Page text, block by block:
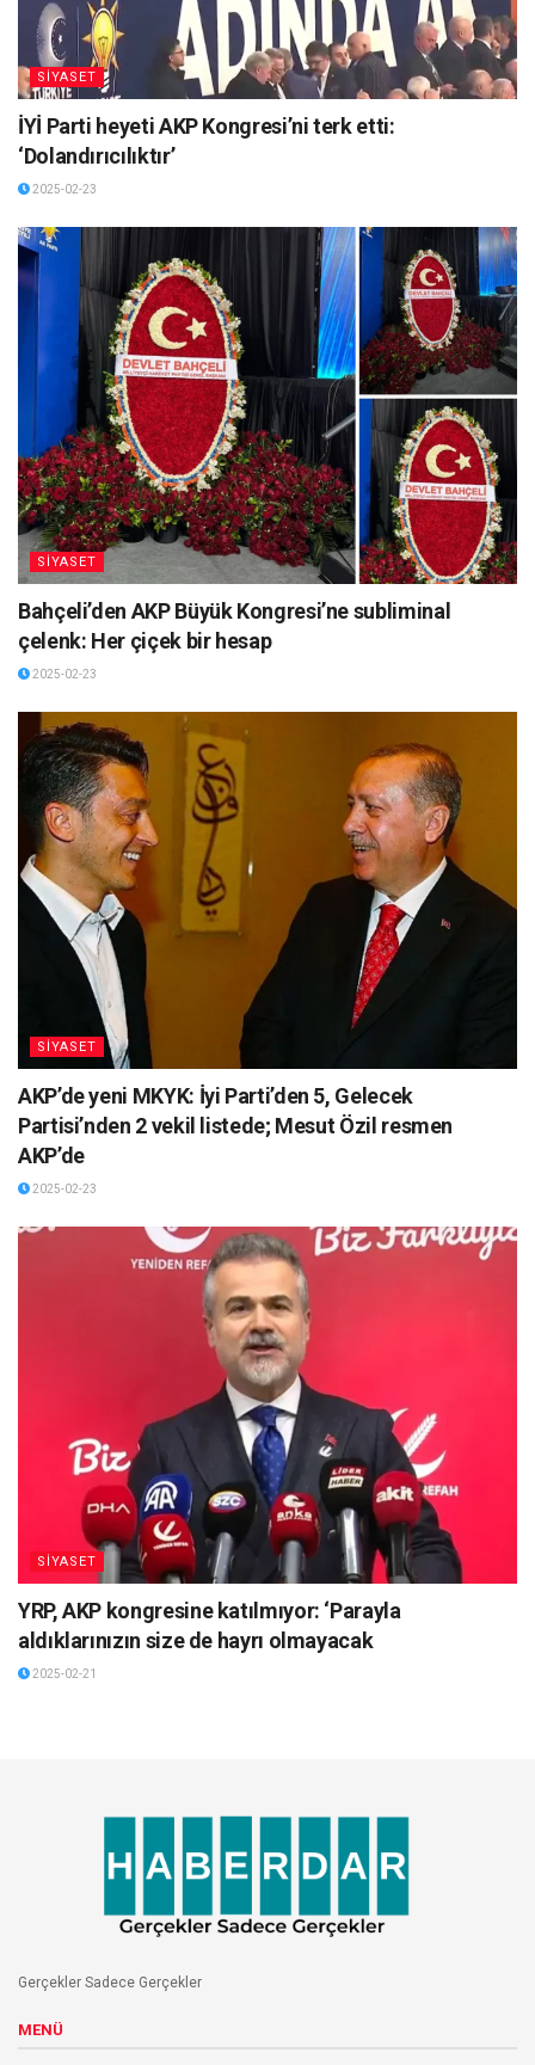
SİYASET
İYİ Parti heyeti AKP Kongresi’ni terk etti:
‘Dolandırıcılıktır’
2025-02-23
SİYASET
Bahçeli’den AKP Büyük Kongresi’ne subliminal
çelenk: Her çiçek bir hesap
2025-02-23
SİYASET
AKP’de yeni MKYK: İyi Parti’den 5, Gelecek
Partisi’nden 2 vekil listede; Mesut Özil resmen
AKP’de
2025-02-23
SİYASET
YRP, AKP kongresine katılmıyor: ‘Parayla
aldıklarınızın size de hayrı olmayacak
2025-02-21
Gerçekler Sadece Gerçekler
MENÜ